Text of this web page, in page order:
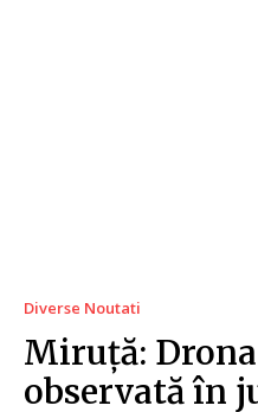
Diverse Noutati
Miruță:
observată în